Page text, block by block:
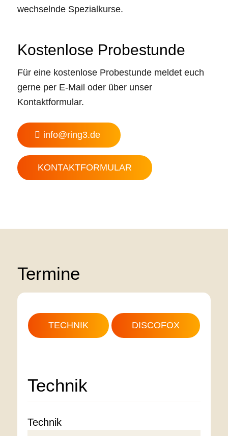
wechselnde Spezialkurse.
Kostenlose Probestunde
Für eine kostenlose Probestunde meldet euch
gerne per E-Mail oder über unser
Kontaktformular.
info@ring3.de
KONTAKTFORMULAR
Termine
TECHNIK DISCOFOX
Technik
Technik